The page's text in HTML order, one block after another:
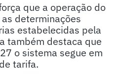
que a operação do
determinações
estabelecidas pela
também destaca que
o sistema segue em
tarifa.